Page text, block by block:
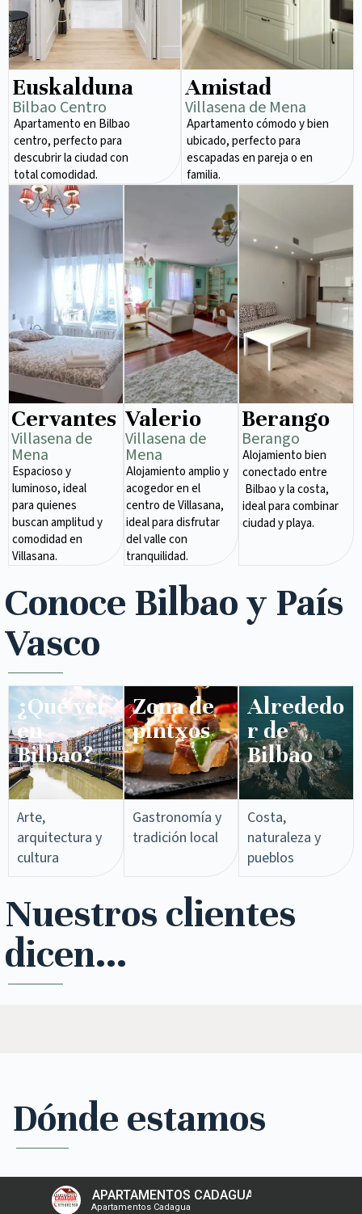
Euskalduna
Bilbao Centro
Apartamento en Bilbao
centro, perfecto para
descubrir la ciudad con
total comodidad.
Amistad
Villasena de Mena
Apartamento cómodo y bien
ubicado, perfecto para
escapadas en pareja o en
familia.
Cervantes
Villasena de
Mena​
Espacioso y
luminoso, ideal
para quienes
buscan amplitud y
comodidad en
Villasana.
Valerio
Villasena de
Mena​
Alojamiento amplio y
acogedor en el
centro de Villasana,
ideal para disfrutar
del valle con
tranquilidad.
Berango
Berango
Alojamiento bien
conectado entre
Bilbao y la costa,
ideal para combinar
ciudad y playa.
Conoce Bilbao y País
Vasco
¿Qué ver
en
Bilbao?
Arte,
arquitectura y
cultura
Zona de
pintxos​
Gastronomía y
tradición local
Alrededo
r de
Bilbao
Costa,
naturaleza y
pueblos
Nuestros clientes
dicen...
Dónde estamos